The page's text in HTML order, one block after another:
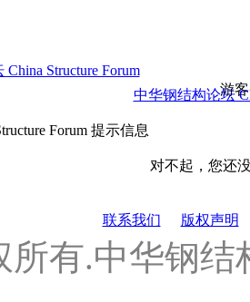
游
中华钢结构论坛
Forum 提示信息
对不起，您还
联系我们 版权声明
所有.中华钢